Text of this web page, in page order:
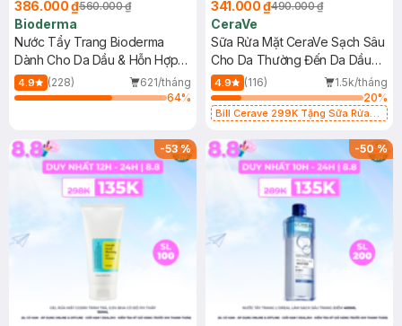
386.000 ₫560.000 ₫
Bioderma
Nước Tẩy Trang Bioderma
Dành Cho Da Dầu & Hỗn Hợp
500ml
4.9 (228)
621/tháng
64%
341.000 ₫490.000 ₫
CeraVe
Sữa Rửa Mặt CeraVe Sạch Sâu
Cho Da Thường Đến Da Dầu
473ml
4.9 (116)
1.5k/tháng
20%
Bill Cerave 299K Tặng Sữa Rửa
-53% -50%